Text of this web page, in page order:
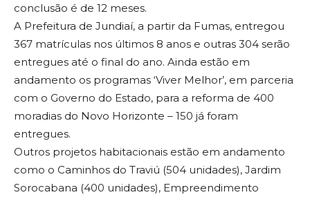
conclusão é de 12 meses.
A Prefeitura de Jundiaí, a partir da Fumas, entregou
367 matrículas nos últimos 8 anos e outras 304 serão
entregues até o final do ano. Ainda estão em
andamento os programas ‘Viver Melhor’, em parceria
com o Governo do Estado, para a reforma de 400
moradias do Novo Horizonte – 150 já foram
entregues.
Outros projetos habitacionais estão em andamento
como o Caminhos do Traviú (504 unidades), Jardim
Sorocabana (400 unidades), Empreendimento